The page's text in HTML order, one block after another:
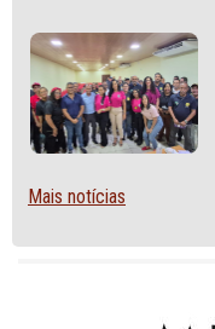
Mais notícias